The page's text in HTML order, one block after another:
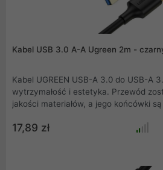
Kabel USB 3.0 A-A Ugreen 2m -
Kabel UGREEN USB-A 3.0 do USB-A
wytrzymałość i estetyka. Przewód
17,89 zł